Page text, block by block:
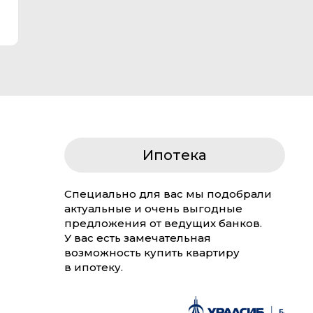
Ипотека
Специально для вас мы подобрали
актуальные и очень выгодные
предложения от ведущих банков.
У вас есть замечательная
возможность купить квартиру
в ипотеку.